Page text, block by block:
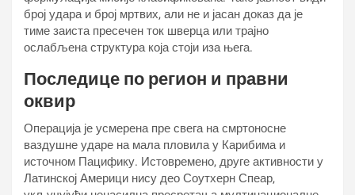
број удара и број мртвих, али не и јасан доказ да је
тиме заиста пресечен ток шверца или трајно
ослабљена структура која стоји иза њега.
Последице по регион и правни
оквир
Операција је усмерена пре свега на смртоносне
ваздушне ударе на мала пловила у Карибима и
источном Пацифику. Истовремено, друге активности у
Латинској Америци нису део Соутхерн Спеар,